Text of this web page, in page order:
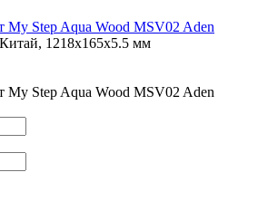
My Step Aqua Wood MSV02 Aden
1218x165x5.5 мм
My Step Aqua Wood MSV02 Aden